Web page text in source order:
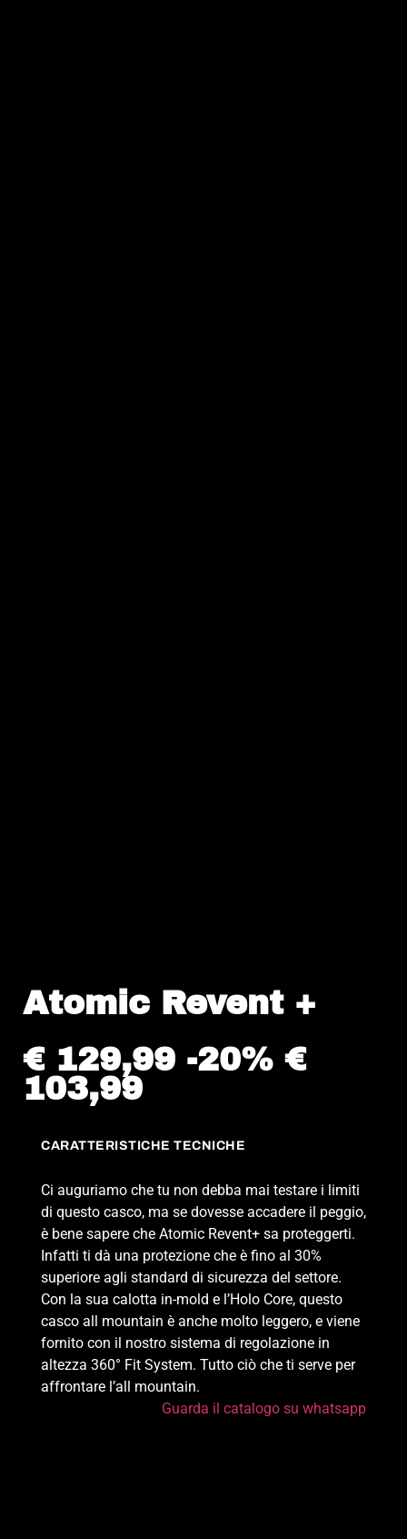
Atomic Revent +
€ 129,99 -20% €
103,99
CARATTERISTICHE TECNICHE
Ci auguriamo che tu non debba mai testare i limiti
di questo casco, ma se dovesse accadere il peggio,
è bene sapere che Atomic Revent+ sa proteggerti.
Infatti ti dà una protezione che è fino al 30%
superiore agli standard di sicurezza del settore.
Con la sua calotta in-mold e l’Holo Core, questo
casco all mountain è anche molto leggero, e viene
fornito con il nostro sistema di regolazione in
altezza 360° Fit System. Tutto ciò che ti serve per
affrontare l’all mountain.
Guarda il catalogo su whatsapp